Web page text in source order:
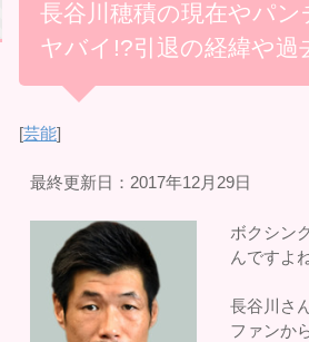
長谷川穂積の現在やパ
ヤバイ!?引退の経緯や過
[芸能]
最終更新日：2017年12月29日
ボクシン
んですよ
長谷川さ
ファンか